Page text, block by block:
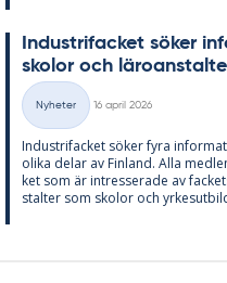
In­du­stri­fac­ket sö­ker
sko­lor och
Kategorier
Nyheter
16 april 2026
In­du­stri­fac­ket sö­ker fyra
oli­ka de­lar av Fin­land. Alla
ket som är in­tres­se­ra­de av
stal­ter som sko­lor och